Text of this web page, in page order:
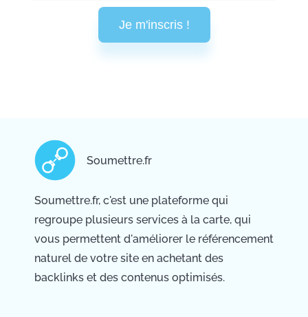
Je m'inscris !
Soumettre.fr
Soumettre.fr, c'est une plateforme qui
regroupe plusieurs services à la carte, qui
vous permettent d'améliorer le référencement
naturel de votre site en achetant des
backlinks et des contenus optimisés.